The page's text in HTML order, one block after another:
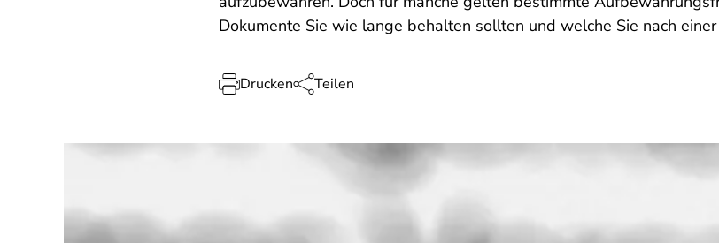
Dokumente Sie wie lange behalten sollten und welche Sie nach
Drucken Teilen